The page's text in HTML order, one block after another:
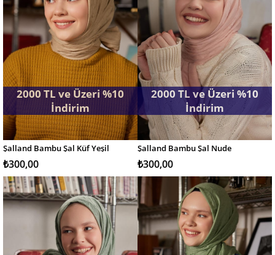
SEPETE EKLE
Şalland Bambu Şal Küf Yeşil
2000 TL ve Üzeri %10
İndirim
₺300,00
SEPETE EKLE
Şalland Bambu Şal Nude
2000 TL ve Üzeri %10
İndirim
₺300,00